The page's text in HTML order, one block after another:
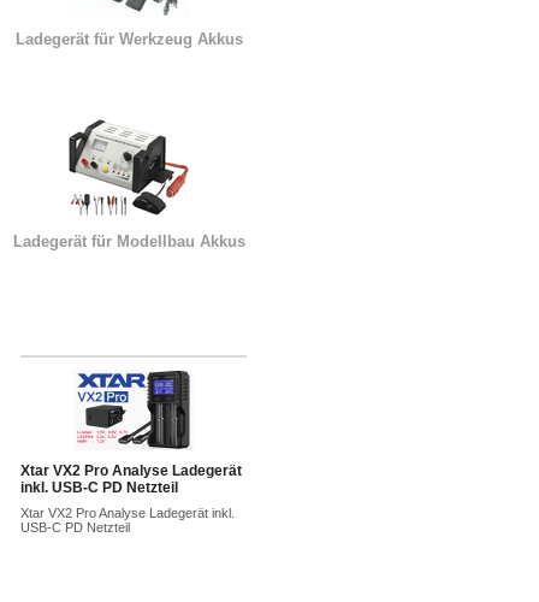
Ladegerät für Werkzeug Akkus
Ladegerät für Modellbau Akkus
Xtar VX2 Pro Analyse Ladegerät
inkl. USB-C PD Netzteil
Xtar VX2 Pro Analyse Ladegerät inkl.
USB-C PD Netzteil